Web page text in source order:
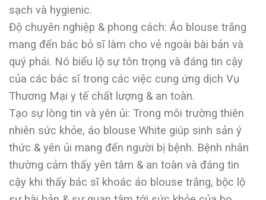
sạch và hygienic.
Độ chuyên nghiệp & phong cách: Áo blouse trắng
mang đến bác bỏ sĩ làm cho vẻ ngoài bài bản và
quý phái. Nó biểu lộ sự tôn trọng và đáng tin cậy
của các bác sĩ trong các việc cung ứng dịch Vụ
Thương Mại y tế chất lượng & an toàn.
Tạo sự lòng tin và yên ủi: Trong môi trường thiên
nhiên sức khỏe, áo blouse White giúp sinh sản ý
thức & yên ủi mang đến người bị bệnh. Bệnh nhân
thường cảm thấy yên tâm & an toàn và đáng tin
cậy khi thấy bác sĩ khoác áo blouse trắng, bộc lộ